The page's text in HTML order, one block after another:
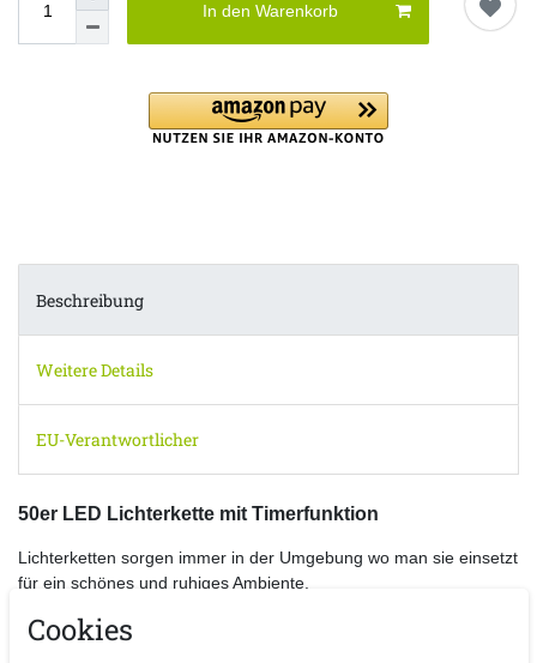
In den Warenkorb
Beschreibung
Weitere Details
EU-Verantwortlicher
50er LED Lichterkette mit Timerfunktion
Lichterketten sorgen immer in der Umgebung wo man sie einsetzt
für ein schönes und ruhiges Ambiente.
setzt sofort Akzente.
Cookies